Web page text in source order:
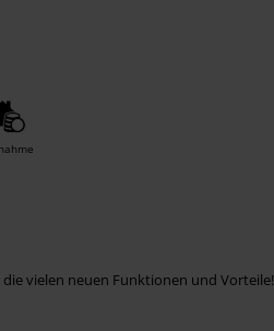
vielen neuen Funktionen und Vorteile!